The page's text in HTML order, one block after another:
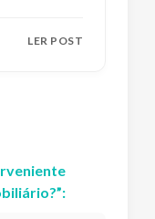
LER POST
”: